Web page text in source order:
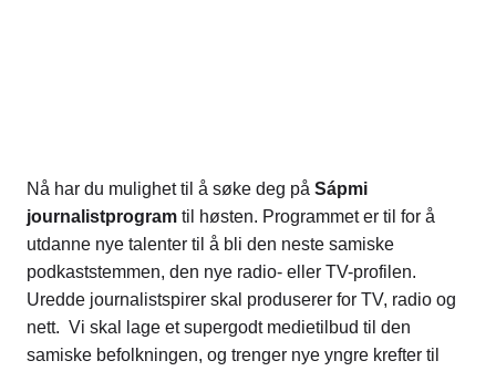
Nå har du mulighet til å søke deg på Sápmi
journalistprogram til høsten. Programmet er til for å
utdanne nye talenter til å bli den neste samiske
podkaststemmen, den nye radio- eller TV-profilen.
Uredde journalistspirer skal produserer for TV, radio og
nett. Vi skal lage et supergodt medietilbud til den
samiske befolkningen, og trenger nye yngre krefter til